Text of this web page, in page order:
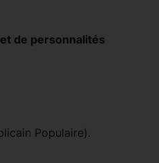
de personnalités
Populaire).